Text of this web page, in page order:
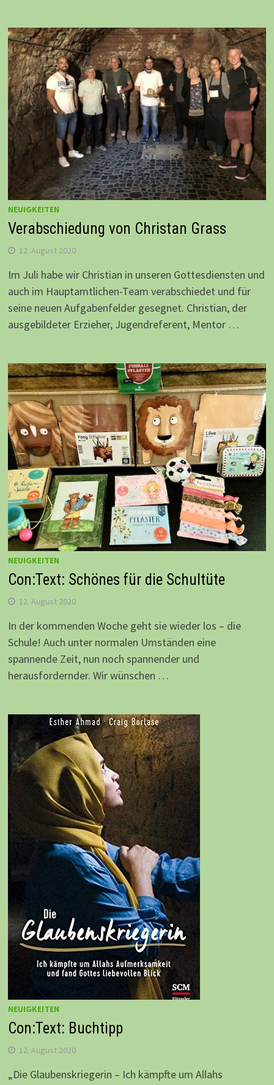
NEUIGKEITEN
Verabschiedung von Christan Grass
12. August 2020
Im Juli habe wir Christian in unseren Gottesdiensten und
auch im Hauptamtlichen-Team verabschiedet und für
seine neuen Aufgabenfelder gesegnet. Christian, der
ausgebildeter Erzieher, Jugendreferent, Mentor …
NEUIGKEITEN
Con:Text: Schönes für die Schultüte
12. August 2020
In der kommenden Woche geht sie wieder los – die
Schule! Auch unter normalen Umständen eine
spannende Zeit, nun noch spannender und
herausfordernder. Wir wünschen …
NEUIGKEITEN
Con:Text: Buchtipp
12. August 2020
„Die Glaubenskriegerin – Ich kämpfte um Allahs